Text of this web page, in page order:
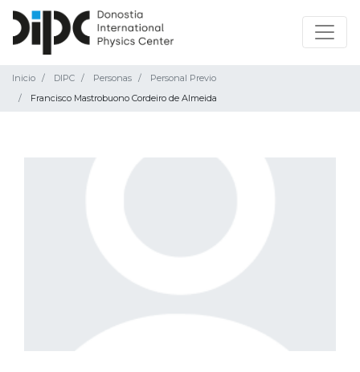
Inicio DIPC Personas
Personal Previo
Francisco Mastrobuono Cordeiro de Almeida